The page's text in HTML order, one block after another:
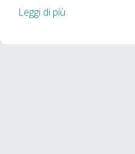
Leggi di più